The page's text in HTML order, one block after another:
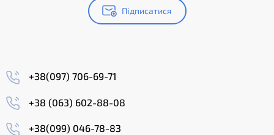
Підписатися
+38(097) 706-69-71
+38 (063) 602-88-08
+38(099) 046-78-83